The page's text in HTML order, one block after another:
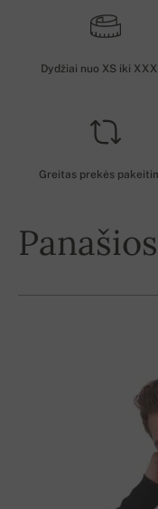
Dydžiai nuo XS iki
Greitas prekės